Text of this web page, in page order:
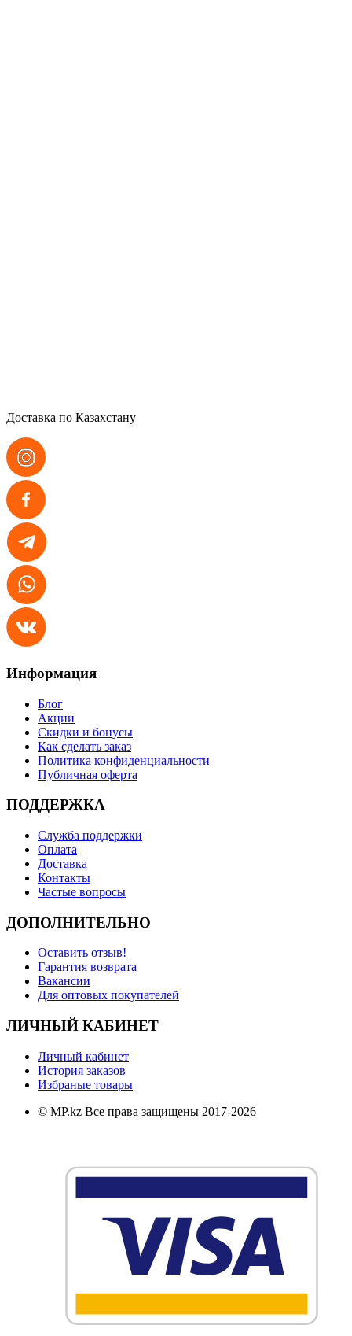
Доставка по Казахстану
Информация
Блог
Акции
Скидки и бонусы
Как сделать заказ
Политика конфиденциальности
Публичная оферта
ПОДДЕРЖКА
Служба поддержки
Оплата
Доставка
Контакты
Частые вопросы
ДОПОЛНИТЕЛЬНО
Оставить отзыв!
Гарантия возврата
Вакансии
Для оптовых покупателей
ЛИЧНЫЙ КАБИНЕТ
Личный кабинет
История заказов
Избраные товары
© MP.kz Все права защищены 2017-2026